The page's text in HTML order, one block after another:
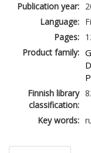
Publication year:
Language:
Pages:
Product family:
Finnish library
classification:
Key words: